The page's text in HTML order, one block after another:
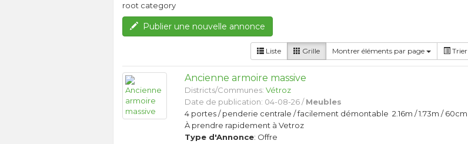
root category
Publier une nouvelle annonce
Liste Grille Montrer éléments par page Trier
Ancienne armoire massive
Districts/Communes:Vétroz
Date de publication: 04-08-26 /Meubles
4 portes / penderie centrale / facilement démontable 2.16m / 1.73m / 60cm
À prendre rapidement à Vetroz
Type d'Annonce: Offre